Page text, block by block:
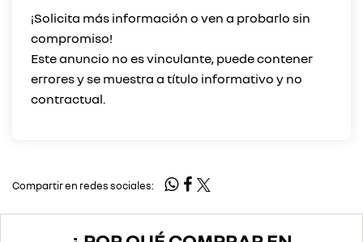
¡Solicita más información o ven a probarlo sin
compromiso!
Este anuncio no es vinculante, puede contener
errores y se muestra a título informativo y no
Compartir en redes sociales: